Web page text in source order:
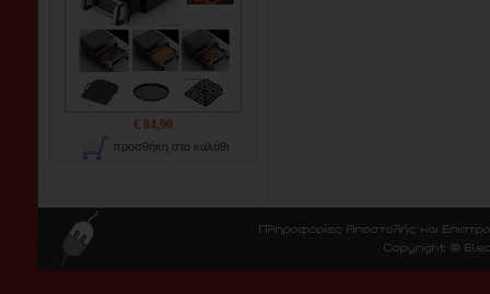
€ 84,90
προσθήκη στο καλάθι